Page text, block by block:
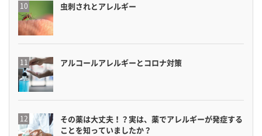
虫刺されとアレルギー
アルコールアレルギーとコロナ対策
その薬は大丈夫！？実は、薬でアレルギーが発症する
ことを知っていましたか？